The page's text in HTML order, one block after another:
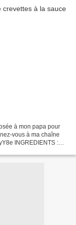
à mon papa pour
vous à ma chaîne
INGREDIENTS :